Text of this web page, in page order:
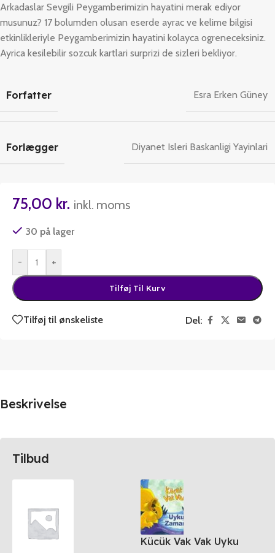
Arkadaslar Sevgili Peygamberimizin hayatini merak ediyor
musunuz? 17 bolumden olusan eserde ayrac ve kelime bilgisi
etkinlikleriyle Peygamberimizin hayatini kolayca ogreneceksiniz.
Ayrica kesilebilir sozcuk kartlari surprizi de sizleri bekliyor.
Forfatter Esra Erken Güney
Forlægger Diyanet Isleri Baskanligi Yayinlari
75,00 kr. inkl. moms
30 på lager
- +
Tilføj Til Kurv
Tilføj til ønskeliste Del:
Beskrivelse
Tilbud
Kücük Vak Vak Uyku